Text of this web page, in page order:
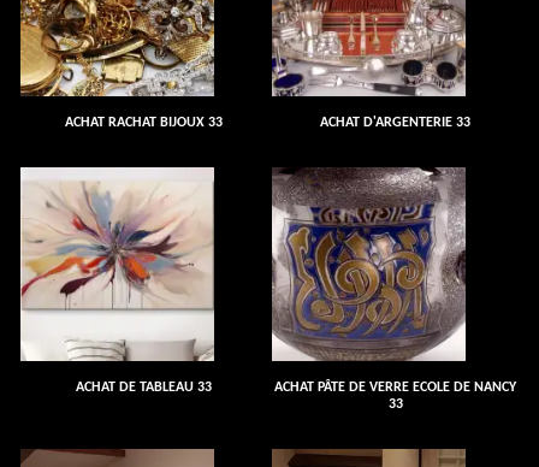
ACHAT RACHAT BIJOUX 33 ACHAT D'ARGENTERIE 33
ACHAT DE TABLEAU 33
ACHAT PÂTE DE VERRE ECOLE DE NANCY
33